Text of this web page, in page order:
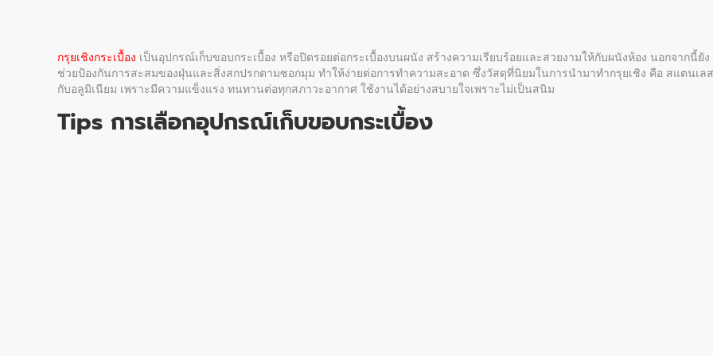
กรุยเชิงกระเบื้อง เป็นอุปกรณ์เก็บขอบกระเบื้อง หรือปิดรอยต่อกระเบื้องบนผนัง สร้างความเรียบร้อยและสวยงามให้กับผนังห้อง นอกจากนี้ยัง
ช่วยป้องกันการสะสมของฝุ่นและสิ่งสกปรกตามซอกมุม ทำให้ง่ายต่อการทำความสะอาด ซึ่งวัสดุที่นิยมในการนำมาทำกรุยเชิง คือ สแตนเลส
กับอลูมิเนียม เพราะมีความแข็งแรง ทนทานต่อทุกสภาวะอากาศ ใช้งานได้อย่างสบายใจเพราะไม่เป็นสนิม
Tips การเลือกอุปกรณ์เก็บขอบกระเบื้อง